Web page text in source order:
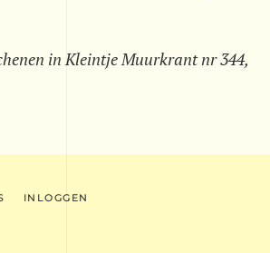
in Kleintje Muurkrant nr 344,
INLOGGEN